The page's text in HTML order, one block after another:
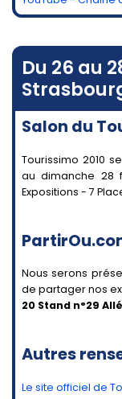
Du 26 au
Salon du
Tourissimo 2010
au dimanche 28
Expositions - 7
Nous serons
de partager nos
20 Stand n°29
Autres
Le site officiel de